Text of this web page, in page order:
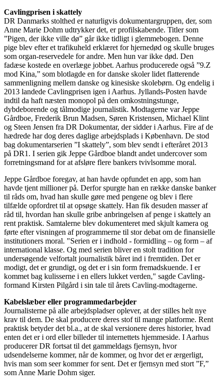
Cavlingprisen i skattely
DR Danmarks stolthed er naturligvis dokumentargruppen, der, som
Anne Marie Dohm udtrykker det, er profilskabende. Titler som
”Pigen, der ikke ville dø” går ikke tidligt i glemmebogen. Denne
pige blev efter et trafikuheld erklæret for hjernedød og skulle bruges
som organ-reservedele for andre. Men hun var ikke død. Den
fadæse kostede en overlæge jobbet. Aarhus producerede også ”9.Z
mod Kina,” som blotlagde en for danske skoler lidet flatterende
sammenligning mellem danske og kinesiske skolebørn. Og endelig i
2013 landede Cavlingprisen igen i Aarhus. Jyllands-Posten havde
indtil da haft næsten monopol på den omkostningstunge,
dybdeborende og tålmodige journalistik. Modtagerne var Jeppe
Gårdboe, Frederik Brun Madsen, Søren Kristensen, Michael Klint
og Steen Jensen fra DR Dokumentar, der sidder i Aarhus. Fire af de
hædrede har dog deres daglige arbejdsplads i København. De stod
bag dokumentarserien ”I skattely”, som blev sendt i efteråret 2013
på DR1. I serien gik Jeppe Gårdboe blandt andet undercover som
forretningsmand for at afsløre flere bankers tvivlsomme moral.
Jeppe Gårdboe foregav, at han havde opfundet en app, som han
havde tjent millioner på. Derfor spurgte han en række danske banker
til råds om, hvad han skulle gøre med pengene og blev i flere
tilfælde opfordret til at opsøge skattely. Han fik desuden masser af
råd til, hvordan han skulle gribe anbringelsen af penge i skattely an
rent praktisk. Samtalerne blev dokumenteret med skjult kamera og
førte efter visningen af programmerne til stor debat om de finansielle
institutioners moral. "Serien er i indhold - formidling – og form – af
international klasse. Og med serien bliver en stolt tradition for
undersøgende velfortalt journalistik båret ind i fremtiden. Det er
modigt, det er grundigt, og det er i sin form fremadskuende. I er
kommet bag kulisserne i en ellers lukket verden," sagde Cavling-
formand Kirsten Pilgård i sin tale til årets Cavling-modtagerne.
Kabelslæber eller programmedarbejder
Journalisterne på alle arbejdspladser oplever, at der stilles helt nye
krav til dem. De skal producere deres stof til mange platforme. Rent
praktisk betyder det bl.a., at de skal versionere deres historier, hvad
enten det er i ord eller billeder til internettets hjemmeside. I Aarhus
producerer DR fortsat til det gammeldags fjernsyn, hvor
udsendelserne kommer, når de kommer, og hvor det er ærgerligt,
hvis man som seer kommer for sent. Det er fjernsyn med stort ”F,”
som Anne Marie Dohm siger.